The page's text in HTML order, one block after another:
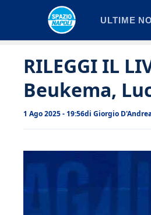
ULTIME
RILEGGI IL
Beukema,
1 Ago 2025 - 19:56di Giorgio